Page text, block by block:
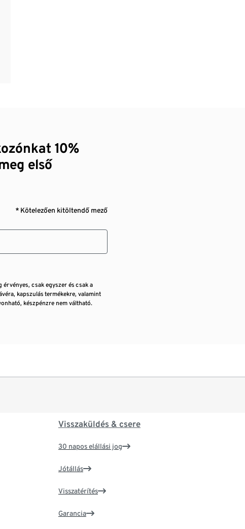
10%
első
* Kötelezően kitöltendő mező
érvényes, csak egyszer és csak a
kapszulás termékekre, valamint
készpénzre nem váltható.
Visszaküldés & csere
30 napos elállási jog
Jótállás
Visszatérítés
Garancia